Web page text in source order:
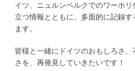
イツ、ニュルンベルクでのワーホ
立つ情報とともに、多面的に記録
ます。
皆様と一緒にドイツのおもしろさ、
さを、再発見していきたいです！